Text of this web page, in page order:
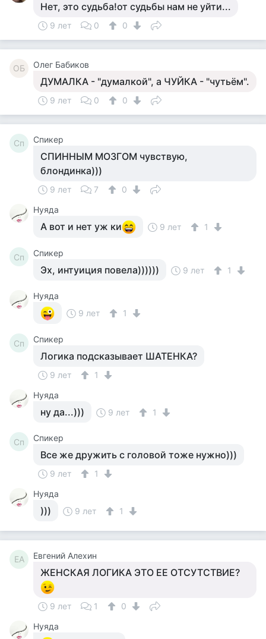
Нет, это судьба!от судьбы нам не уйти...
9 лет 0 0
ОБ Олег Бабиков
ДУМАЛКА - "думалкой", а ЧУЙКА - "чутьём".
9 лет 0 0
Сп Спикер
СПИННЫМ МОЗГОМ чувствую,
блондинка)))
9 лет 7
0
Нуяда
А вот и нет уж ки 9 лет 1
Сп Спикер
Эх, интуиция повела)))))) 9 лет 1
Нуяда
9 лет
1
Сп Спикер
Логика подсказывает ШАТЕНКА?
9 лет
1
Нуяда
ну да...))) 9 лет 1
Сп Спикер
Все же дружить с головой тоже нужно)))
9 лет
1
Нуяда
))) 9 лет 1
ЕА Евгений Алехин
ЖЕНСКАЯ ЛОГИКА ЭТО ЕЕ ОТСУТСТВИЕ?
9 лет 1
0
Нуяда